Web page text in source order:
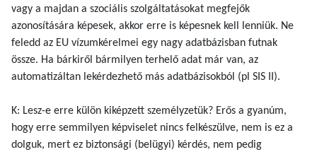
vagy a majdan a szociális szolgáltatásokat megfejők
azonosítására képesek, akkor erre is képesnek kell lenniük. Ne
feledd az EU vízumkérelmei egy nagy adatbázisban futnak
össze. Ha bárkiről bármilyen terhelő adat már van, az
automatizáltan lekérdezhető más adatbázisokból (pl SIS II).
K: Lesz-e erre külön kiképzett személyzetük? Erős a gyanúm,
hogy erre semmilyen képviselet nincs felkészülve, nem is ez a
dolguk, mert ez biztonsági (belügyi) kérdés, nem pedig